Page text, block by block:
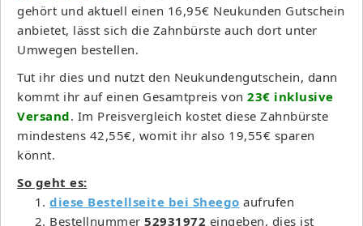
gehört und aktuell einen 16,95€ Neukunden Gutschein
anbietet, lässt sich die Zahnbürste auch dort unter
Umwegen bestellen.
Tut ihr dies und nutzt den Neukundengutschein, dann
kommt ihr auf einen Gesamtpreis von 23€ inklusive
Versand. Im Preisvergleich kostet diese Zahnbürste
mindestens 42,55€, womit ihr also 19,55€ sparen
könnt.
So geht es:
diese Bestellseite bei Sheego aufrufen
Bestellnummer 52931972 eingeben, dies ist